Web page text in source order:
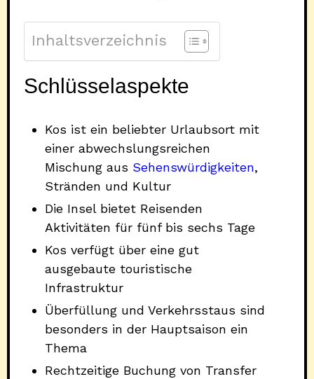
Inhaltsverzeichnis
Schlüsselaspekte
Kos ist ein beliebter Urlaubsort mit
einer abwechslungsreichen
Mischung aus Sehenswürdigkeiten,
Stränden und Kultur
Die Insel bietet Reisenden
Aktivitäten für fünf bis sechs Tage
Kos verfügt über eine gut
ausgebaute touristische
Infrastruktur
Überfüllung und Verkehrsstaus sind
besonders in der Hauptsaison ein
Thema
Rechtzeitige Buchung von Transfer